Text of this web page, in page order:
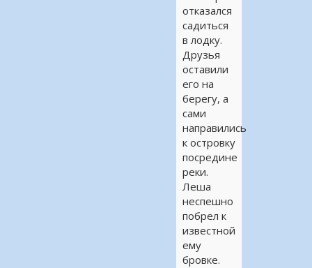
отказался
садиться
в лодку.
Друзья
оставили
его на
берегу, а
сами
направились
к островку
посредине
реки.
Леша
неспешно
побрел к
известной
ему
бровке.